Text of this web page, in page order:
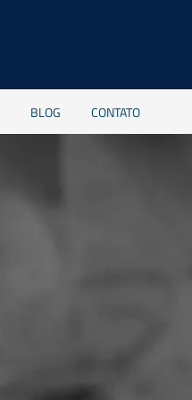
BLOG CONTATO